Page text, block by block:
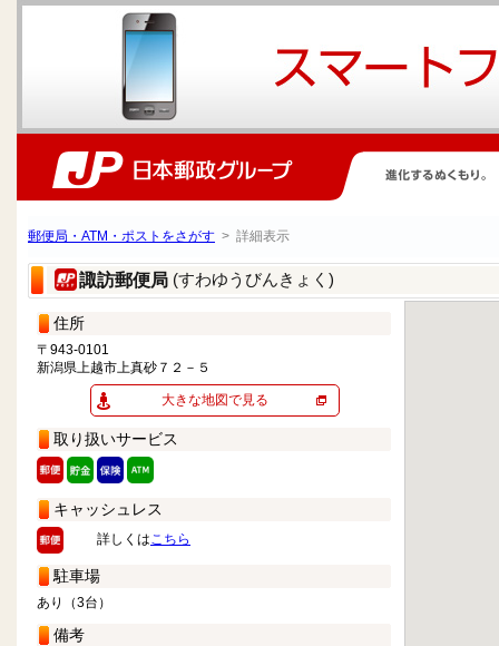
郵便局・ATM・ポストをさがす > 詳細表示
諏訪郵便局 (すわゆうびんきょく)
住所
〒943-0101
新潟県上越市上真砂７２－５
大きな地図で見る
取り扱いサービス
キャッシュレス
詳しくはこちら
駐車場
あり（3台）
備考